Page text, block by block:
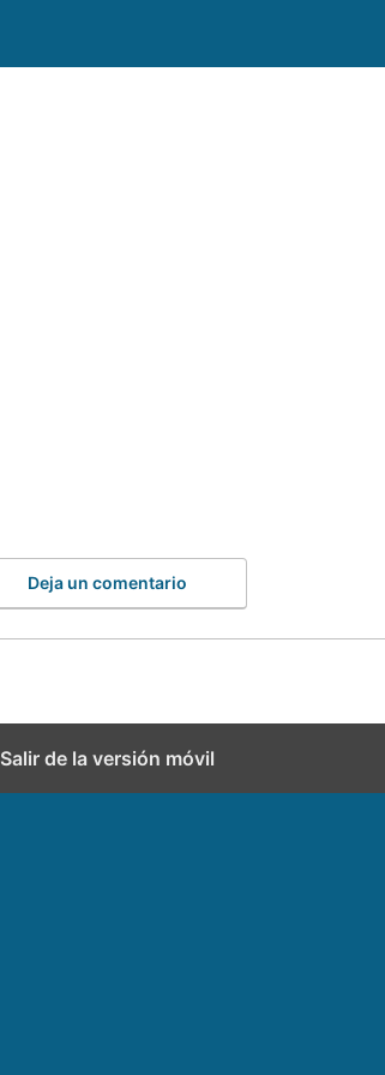
Deja un comentario
Salir de la versión móvil